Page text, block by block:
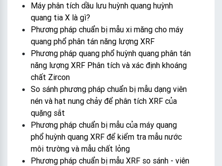
Máy phân tích dầu lưu huỳnh quang huỳnh
quang tia X là gì?
Phương pháp chuẩn bị mẫu xi măng cho máy
quang phổ phân tán năng lượng XRF
Phương pháp quang phổ huỳnh quang phân tán
năng lượng XRF Phân tích và xác định khoáng
chất Zircon
So sánh phương pháp chuẩn bị mẫu dạng viên
nén và hạt nung chảy để phân tích XRF của
quặng sắt
Phương pháp chuẩn bị mẫu của máy quang
phổ huỳnh quang XRF để kiểm tra mẫu nước
môi trường và mẫu chất lỏng
Phương pháp chuẩn bị mẫu XRF so sánh - viên